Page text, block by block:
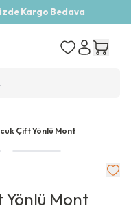
Kargo Bedava
Çift Yönlü Mont
Yönlü Mont